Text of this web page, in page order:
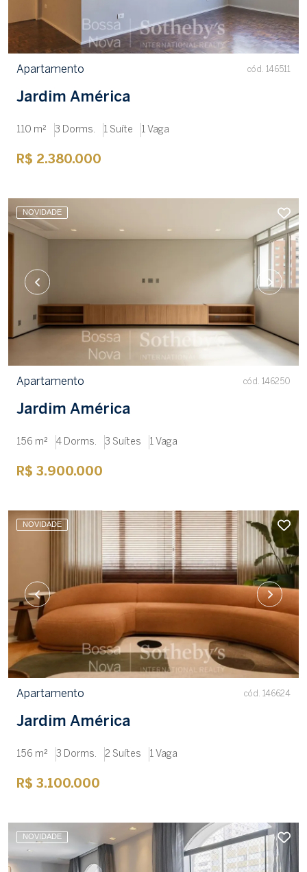
Apartamento cód. 146511
Jardim América
110 m² 3 Dorms. 1 Suíte 1 Vaga
R$ 2.380.000
NOVIDADE
Apartamento cód. 146250
Jardim América
156 m² 4 Dorms. 3 Suítes 1 Vaga
R$ 3.900.000
NOVIDADE
Apartamento cód. 146624
Jardim América
156 m² 3 Dorms. 2 Suítes 1 Vaga
R$ 3.100.000
NOVIDADE